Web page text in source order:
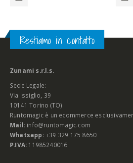
Restiamo in contatto
Zunami s.r.l.s.
Sede Legale:
Via Issiglio, 39
10141 Torino (TO)
Runtomagic è un ecommerce
Mail: info@runtomagic.com
Whatsapp: +39 329 175 8650
P.IVA: 11985240016